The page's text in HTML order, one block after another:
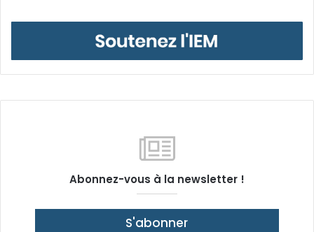
Abonnez-vous à la newsletter !
S'abonner